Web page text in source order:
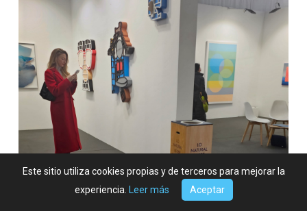
Este sitio utiliza cookies propias y de terceros para mejorar la
experiencia.
Leer más Aceptar